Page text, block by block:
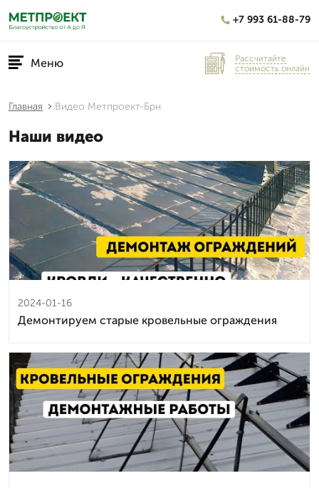
+7 993 61-88-79
Меню
Рассчитайте
стоимость онлайн
Главная Видео Метпроект-Брн
Наши видео
2024-01-16
Демонтируем старые кровельные ограждения